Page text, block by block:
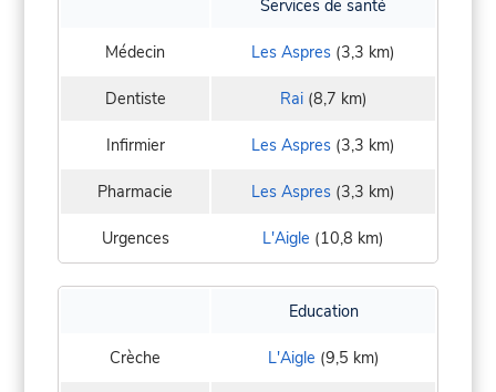
Services de santé
Médecin Les Aspres (3,3 km)
Dentiste Rai(8,7 km)
Infirmier Les Aspres (3,3 km)
Pharmacie Les Aspres (3,3 km)
Urgences L'Aigle (10,8 km)
Education
Crèche L'Aigle (9,5 km)